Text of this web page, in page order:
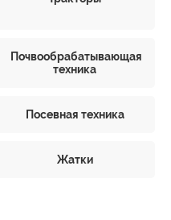
Почвообрабатывающая
техника
Посевная техника
Жатки